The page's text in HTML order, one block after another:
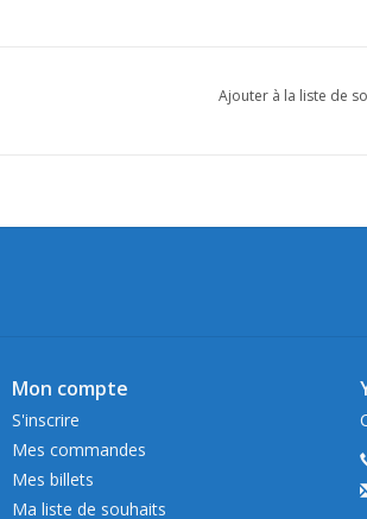
Ajouter à la liste de
Mon compte
S'inscrire
Mes commandes
Mes billets
Ma liste de souhaits